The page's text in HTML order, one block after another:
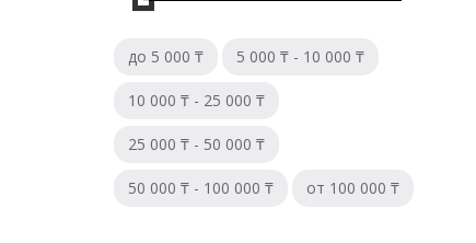
до 5 000 ₸ 5 000 ₸ - 10 000 ₸
10 000 ₸ - 25 000 ₸
25 000 ₸ - 50 000 ₸
50 000 ₸ - 100 000 ₸ от 100 000 ₸
Johnnie walker